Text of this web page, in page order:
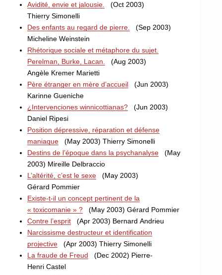
Avidité, envie et jalousie.
(Oct 2003)
Thierry Simonelli
Des enfants au regard de pierre.
(Sep 2003)
Micheline Weinstein
Rhétorique sociale et métaphore du sujet.
Perelman, Burke, Lacan.
(Aug 2003)
Angèle Kremer Marietti
Père étranger en mère d’accueil (Jun 2003)
Karinne Gueniche
¿Intervenciones winnicottianas? (Jun 2003)
Daniel Ripesi
Position dépressive, réparation et défense
maniaque (May 2003) Thierry Simonelli
Destins de l’époque dans la psychanalyse (May
2003) Mireille Delbraccio
L’altérité, c’est le sexe (May 2003)
Gérard Pommier
Existe-t-il un concept pertinent de la
« toxicomanie » ? (May 2003) Gérard Pommier
Contre l’esprit (Apr 2003) Bernard Andrieu
Narcissisme destructeur et identification
projective (Apr 2003) Thierry Simonelli
La fraude de Freud (Dec 2002) Pierre-
Henri Castel